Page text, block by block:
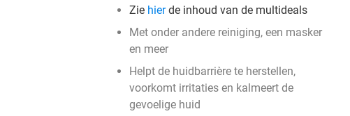
Zie hierde inhoud van de multideals
Met onder andere reiniging, een masker
en meer
Helpt de huidbarrière te herstellen,
voorkomt irritaties en kalmeert de
gevoelige huid